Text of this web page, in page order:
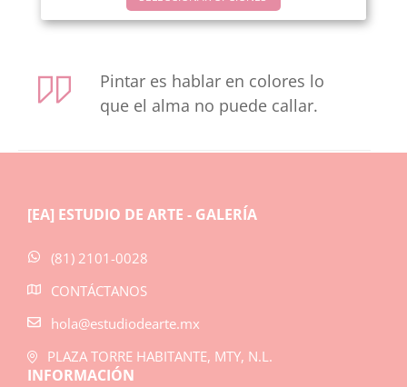
Pintar es hablar en colores lo
que el alma no puede callar.
[EA] ESTUDIO DE ARTE - GALERÍA
(81) 2101-0028
CONTÁCTANOS
hola@estudiodearte.mx
PLAZA TORRE HABITANTE, MTY, N.L.
INFORMACIÓN